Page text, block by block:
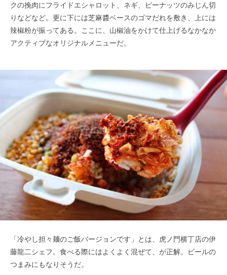
クの挽肉にフライドエシャロット、ネギ、ピーナッツのみじん切
りなどなど。更に下には芝麻醬ベースのゴマだれを敷き、上には
辣椒粉が振ってある。ここに、山椒油をかけて仕上げるなかなか
アクティブなオリジナルメニューだ。
「冷やし担々麺のご飯バージョンです」とは、虎ノ門横丁店の伊
藤龍二シェフ。食べる際にはよくよく混ぜて、が正解。ビールの
つまみにもなりそうだ。